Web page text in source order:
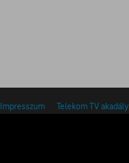
Impresszum Telekom TV